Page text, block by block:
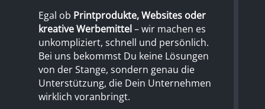
Egal ob Printprodukte, Websites oder
kreative Werbemittel– wir machen es
unkompliziert, schnell und persönlich.
Bei uns bekommst Du keine Lösungen
von der Stange, sondern genau die
Unterstützung, die Dein Unternehmen
wirklich voranbringt.